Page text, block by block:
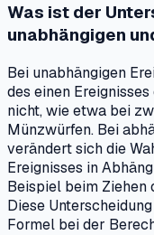
Was ist der
unabhängigen
Bei unabhängigen
des einen
nicht, wie etwa bei
Münzwürfen. Bei
verändert sich die
Ereignisses in
Beispiel beim Ziehen
Diese
Formel bei der